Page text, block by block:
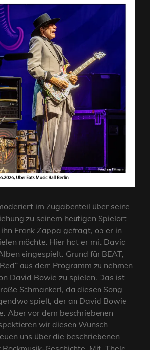
im Zugabenteil über seine
zu seinem heutigen Spielort
Frank Zappa gefragt, ob er in
möchte. Hier hat er mit David
eingespielt. Grund für BEAT,
aus dem Programm zu nehmen
David Bowie zu spielen. Das ist
Schmankerl, da diesen Song
spielt, der an David Bowie
Aber vor dem beschriebenen
wir diesen Wunsch
uns über die beschriebenen